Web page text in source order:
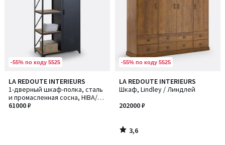
-55% по коду 5525
LA REDOUTE INTERIEURS
1-дверный шкаф-полка, сталь
и промасленная сосна, HIBA/
ХИБА
61000 ₽
-55% по коду 5525
LA REDOUTE INTERIEURS
Шкаф, Lindley / Линдлей
202000 ₽
3,6
/ 5
3,6
/